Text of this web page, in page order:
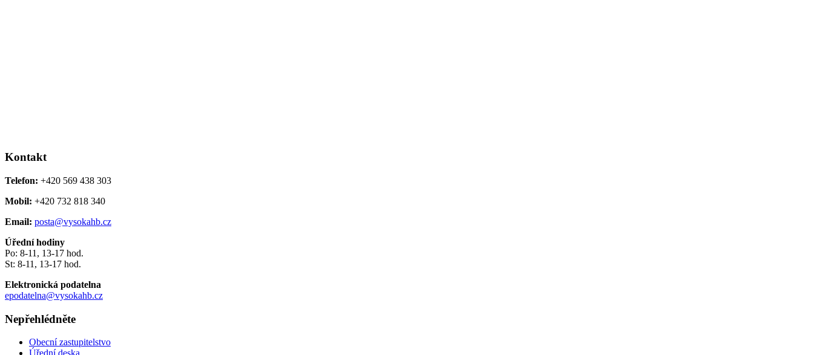
Kontakt
Telefon: +420 569 438 303
Mobil: +420 732 818 340
Email: posta@vysokahb.cz
Úřední hodiny
Po: 8-11, 13-17 hod.
St: 8-11, 13-17 hod.
Elektronická podatelna
epodatelna@vysokahb.cz
Nepřehlédněte
Obecní zastupitelstvo